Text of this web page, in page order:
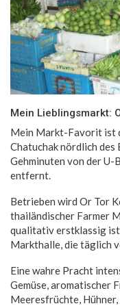
Mein Lieblingsmarkt:
Mein Markt-Favorit ist
Chatuchak nördlich
Gehminuten von der U-
entfernt.
Betrieben wird Or Tor
thailändischer Farmer
qualitativ erstklassig
Markthalle, die täglich
Eine wahre Pracht
Gemüse, aromatischer
Meeresfrüchte,